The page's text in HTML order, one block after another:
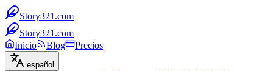
Story321.com
Story321.com
Inicio
Blog Precios
español